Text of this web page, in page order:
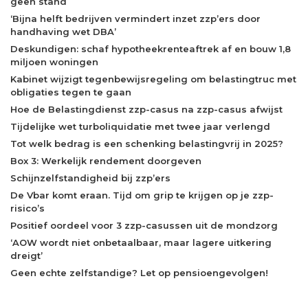
‘Bijna helft bedrijven vermindert inzet zzp’ers door
handhaving wet DBA’
Deskundigen: schaf hypotheekrenteaftrek af en bouw 1,8
miljoen woningen
Kabinet wijzigt tegenbewijsregeling om belastingtruc met
obligaties tegen te gaan
Hoe de Belastingdienst zzp-casus na zzp-casus afwijst
Tijdelijke wet turboliquidatie met twee jaar verlengd
Tot welk bedrag is een schenking belastingvrij in 2025?
Box 3: Werkelijk rendement doorgeven
Schijnzelfstandigheid bij zzp’ers
De Vbar komt eraan. Tijd om grip te krijgen op je zzp-
risico’s
Positief oordeel voor 3 zzp-casussen uit de mondzorg
‘AOW wordt niet onbetaalbaar, maar lagere uitkering
dreigt’
Geen echte zelfstandige? Let op pensioengevolgen!